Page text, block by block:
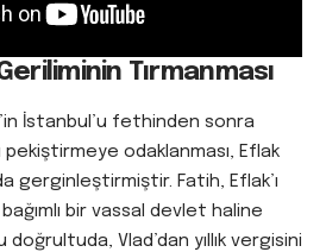
Tırmanması
İstanbul’u fethinden sonra
pekiştirmeye odaklanması, Eflak
gerginleştirmiştir. Fatih, Eflak’ı
bir vassal devlet haline
Vlad’dan yıllık vergisini